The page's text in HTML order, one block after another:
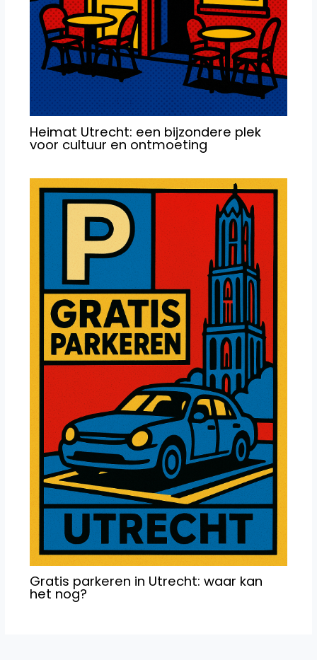
Heimat Utrecht: een bijzondere plek
voor cultuur en ontmoeting
Gratis parkeren in Utrecht: waar kan
het nog?